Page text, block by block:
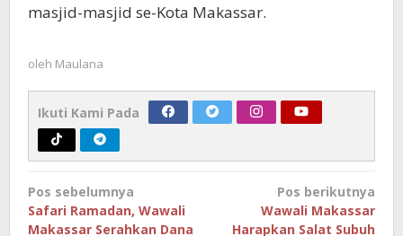
masjid-masjid se-Kota Makassar.
oleh Maulana
Ikuti Kami Pada
Navigasi
pos
Pos sebelumnya
Safari Ramadan, Wawali
Makassar Serahkan Dana
Pos berikutnya
Wawali Makassar
Harapkan Salat Subuh